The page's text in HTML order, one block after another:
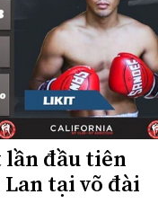
lần đầu tiên
Lan tại võ đài